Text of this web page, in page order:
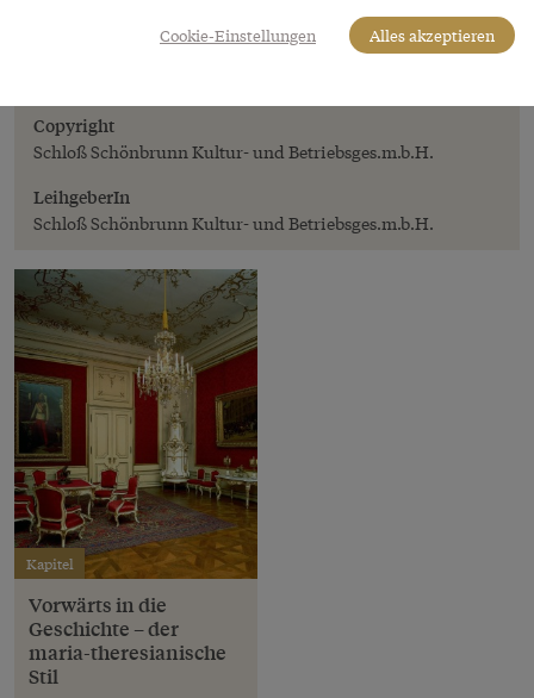
Auch für die Unterzeichnung des Staatsvertrages
1955 wurden Neorokoko-Möbel im maria-
Copyright
Schloß Schönbrunn Kultur- und Betriebsges.m.b.H.
LeihgeberIn
Schloß Schönbrunn Kultur- und Betriebsges.m.b.H.
Kapitel
Vorwärts in die
Geschichte – der
maria-theresianische
Stil
Cookie-Einstellungen Alles akzeptieren